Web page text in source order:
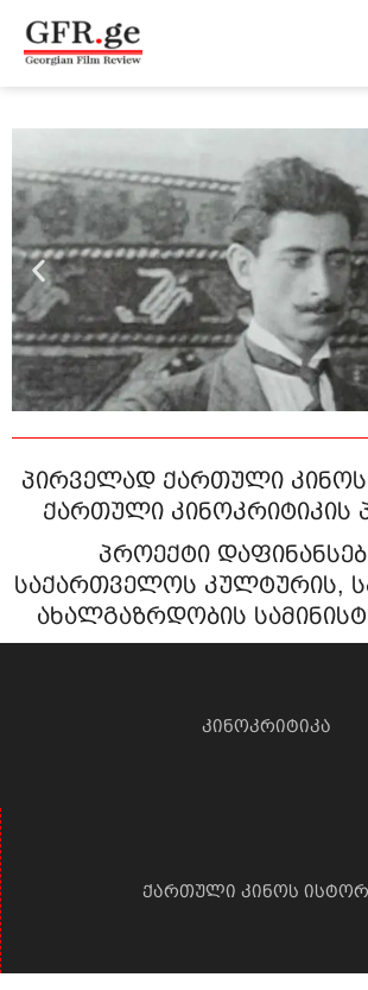
გადასვლა
პირველად ქართული კინოს
ქართული კინოკრიტიკის
პროექტი
საქართველოს კულტურის,
ახალგაზრდობის
კინოკრიტიკა
ქართული კინოს